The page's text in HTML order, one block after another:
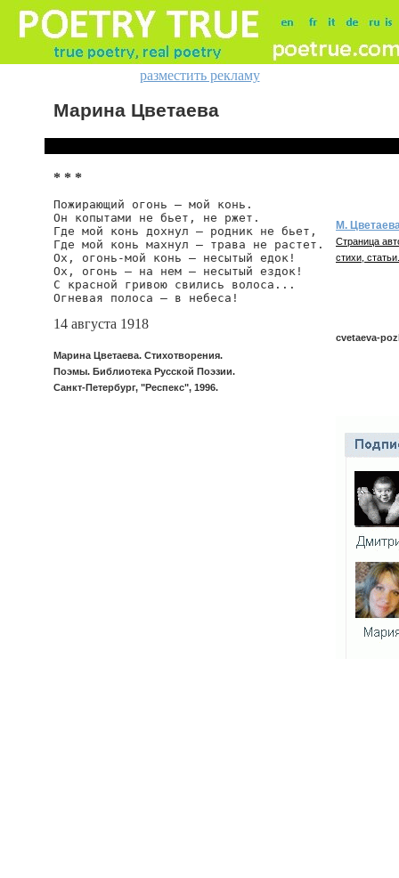
разместить рекламу
Марина Цветаева
* * *
Пожирающий огонь — мой конь.
Он копытами не бьет, не ржет.
Где мой конь дохнул — родник не бьет,
Где мой конь махнул — трава не растет.
Ох, огонь-мой конь — несытый едок!
Ох, огонь — на нем — несытый ездок!
С красной гривою свились волоса...
Огневая полоса — в небеса!
14 августа 1918
Марина Цветаева. Стихотворения.
Поэмы. Библиотека Русской Поэзии.
Санкт-Петербург, "Респекс", 1996.
М.
Страница
стихи, статьи.
cvetaeva-